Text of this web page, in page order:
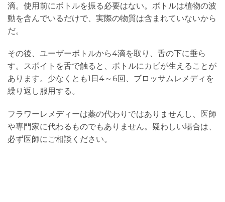
滴。使用前にボトルを振る必要はない。ボトルは植物の波
動を含んでいるだけで、実際の物質は含まれていないから
だ。
その後、ユーザーボトルから4滴を取り、舌の下に垂ら
す。スポイトを舌で触ると、ボトルにカビが生えることが
あります。少なくとも1日4～6回、ブロッサムレメディを
繰り返し服用する。
フラワーレメディーは薬の代わりではありませんし、医師
や専門家に代わるものでもありません。疑わしい場合は、
必ず医師にご相談ください。